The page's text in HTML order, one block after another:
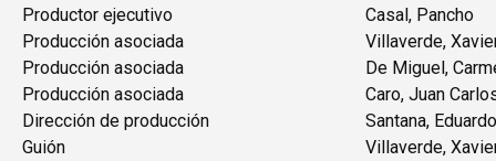
Productor ejecutivo
Casal, Pancho
Producción asociada
Villaverde,
Producción asociada
De Miguel,
Producción asociada
Caro, Juan
Dirección de producción
Santana, Eduardo
Guión
Villaverde,